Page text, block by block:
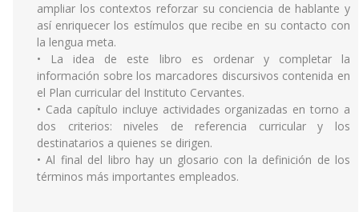
ampliar los contextos reforzar su conciencia de hablante y
así enriquecer los estímulos que recibe en su contacto con
la lengua meta.
• La idea de este libro es ordenar y completar la
información sobre los marcadores discursivos contenida en
el Plan curricular del Instituto Cervantes.
• Cada capítulo incluye actividades organizadas en torno a
dos criterios: niveles de referencia curricular y los
destinatarios a quienes se dirigen.
• Al final del libro hay un glosario con la definición de los
términos más importantes empleados.